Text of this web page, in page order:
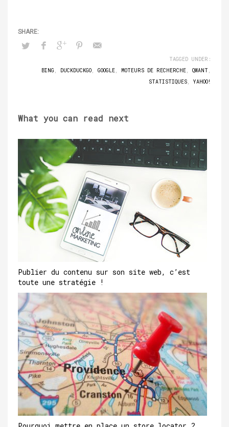
TAGGED UNDER:
BING , DUCKDUCKGO, GOOGLE, MOTEURS DE RECHERCHE, QWANT,
STATISTIQUES, YAHOO!
What you can read next
Publier du contenu sur son site web, c’est
toute une stratégie !